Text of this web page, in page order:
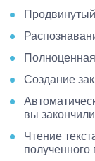
Продвинутый
Создание
вы
Чтение